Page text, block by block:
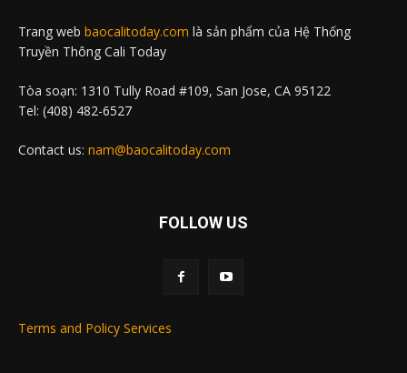
Trang web baocalitoday.com là sản phẩm của Hệ Thống
Truyền Thông Cali Today
Tòa soạn: 1310 Tully Road #109, San Jose, CA 95122
Tel: (408) 482-6527
Contact us: nam@baocalitoday.com
FOLLOW US
Terms and Policy Services